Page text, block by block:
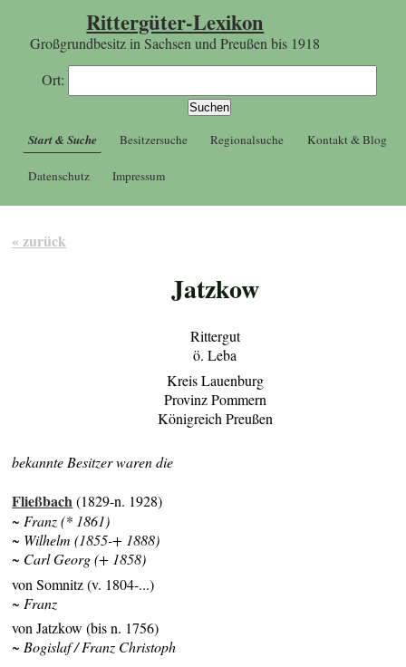
Rittergüter-Lexikon
Großgrundbesitz in Sachsen und Preußen bis 1918
Ort:
Start & Suche Besitzersuche Regionalsuche Kontakt & Blog
Datenschutz Impressum
« zurück
Jatzkow
Rittergut
ö. Leba
Kreis Lauenburg
Provinz Pommern
Königreich Preußen
bekannte Besitzer waren die
Fließbach(1829-n. 1928)
~ Franz (* 1861)
~ Wilhelm (1855-+ 1888)
~ Carl Georg (+ 1858)
von Somnitz (v. 1804-...)
~ Franz
von Jatzkow (bis n. 1756)
~ Bogislaf / Franz Christoph